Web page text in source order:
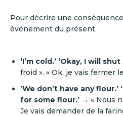
Pour décrire une
événement du présent.
‘I’m cold.’ ‘Okay, I will
froid ». « Ok, je vais fermer
’We don’t have any
for some flour.’ → « Nous
Je vais demander de la